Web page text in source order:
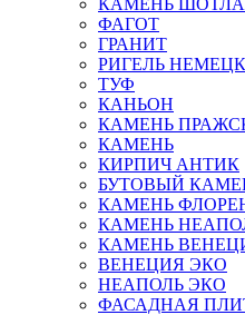
КАМЕНЬ
ФАГОТ
ГРАНИТ
РИГЕЛЬ
ТУФ
КАНЬОН
КАМЕНЬ
КАМЕНЬ
КИРПИЧ АНТИК
БУТОВЫЙ
КАМЕНЬ
КАМЕНЬ
КАМЕНЬ
ВЕНЕЦИЯ ЭКО
НЕАПОЛЬ ЭКО
ФАСАДНАЯ